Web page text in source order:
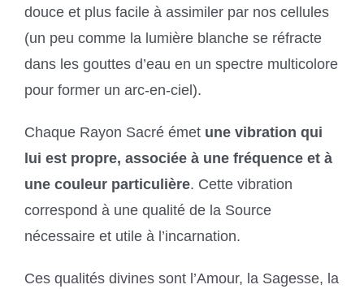
douce et plus facile à assimiler par nos cellules
(un peu comme la lumière blanche se réfracte
dans les gouttes d’eau en un spectre multicolore
pour former un arc-en-ciel).
Chaque Rayon Sacré émet une vibration qui
lui est propre, associée à une fréquence et à
une couleur particulière. Cette vibration
correspond à une qualité de la Source
nécessaire et utile à l’incarnation.
Ces qualités divines sont l’Amour, la Sagesse, la